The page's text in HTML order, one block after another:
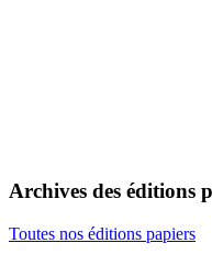
Archives des éditions
Toutes nos éditions papiers